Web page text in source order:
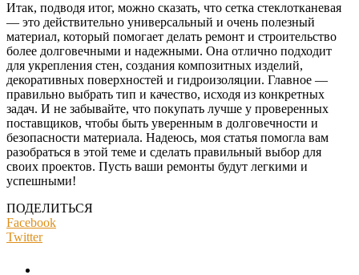
Итак, подводя итог, можно сказать, что сетка стеклотканевая
— это действительно универсальный и очень полезный
материал, который помогает делать ремонт и строительство
более долговечными и надежными. Она отлично подходит
для укрепления стен, создания композитных изделий,
декоративных поверхностей и гидроизоляции. Главное —
правильно выбрать тип и качество, исходя из конкретных
задач. И не забывайте, что покупать лучше у проверенных
поставщиков, чтобы быть уверенным в долговечности и
безопасности материала. Надеюсь, моя статья помогла вам
разобраться в этой теме и сделать правильный выбор для
своих проектов. Пусть ваши ремонты будут легкими и
успешными!
ПОДЕЛИТЬСЯ
Facebook
Twitter